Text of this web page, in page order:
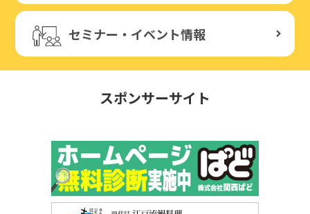
セミナー・イベント情報
スポンサーサイト